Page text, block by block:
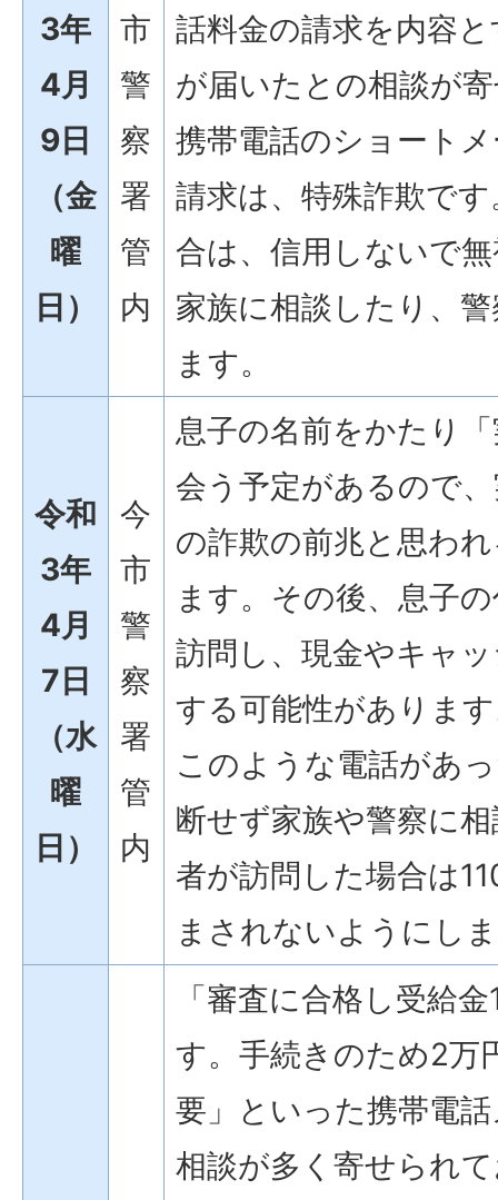
3年
4月
9日
（金
曜
日）
市
警
察
署
管
内
話料金の請求を内容
が届いたとの相談が
携帯電話のショート
請求は、特殊詐欺で
合は、信用しないで
家族に相談したり、
ます。
令和
3年
4月
7日
（水
曜
日）
今
市
警
察
署
管
内
息子の名前をかたり
会う予定があるので
の詐欺の前兆と思わ
ます。その後、息子
訪問し、現金やキャ
する可能性がありま
このような電話があ
断せず家族や警察に
者が訪問した場合は
まされないようにし
「審査に合格し受給
す。手続きのため2万
要」といった携帯電
相談が多く寄せられ